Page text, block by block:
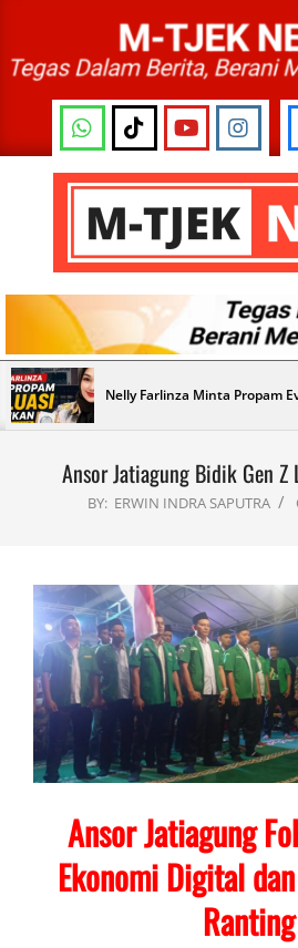
content
M-
TJEK
NEWS
Primary
Navigation
Menu
Nelly Farlinza Minta Propam
Ansor Jatiagung Bidik Gen
BY: ERWIN INDRA SAPUTRA
Ansor Jatiagung
Ekonomi Digital
Ranting